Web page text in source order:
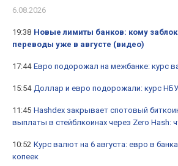
6.08.2026
19:38 Новые лимиты банков: кому
переводы уже в августе (видео)
17:44 Евро подорожал на межбанке: курс
15:54 Доллар и евро подорожали: курс НБУ
11:45 Hashdex закрывает спотовый
выплаты в стейблкоинах через Zero Hash:
10:52 Курс валют на 6 августа: евро в
копеек